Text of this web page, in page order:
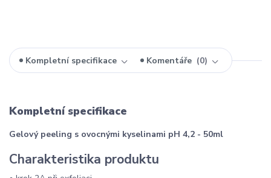
Kompletní specifikace Komentáře 0
Kompletní specifikace
Gelový peeling s ovocnými kyselinami pH 4,2 - 50ml
Charakteristika produktu